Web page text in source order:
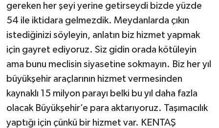
gereken her şeyi yerine getirseydi bizde yüzde
54 ile iktidara gelmezdik. Meydanlarda çıkın
istediğinizi söyleyin, anlatın biz hizmet yapmak
için gayret ediyoruz. Siz gidin orada kötüleyin
ama bunu meclisin siyasetine sokmayın. Biz her yıl
büyükşehir araçlarının hizmet vermesinden
kaynaklı 15 milyon parayı belki bu yıl daha fazla
olacak Büyükşehir’e para aktarıyoruz. Taşımacılık
yaptığı için çünkü bir hizmet var. KENTAŞ